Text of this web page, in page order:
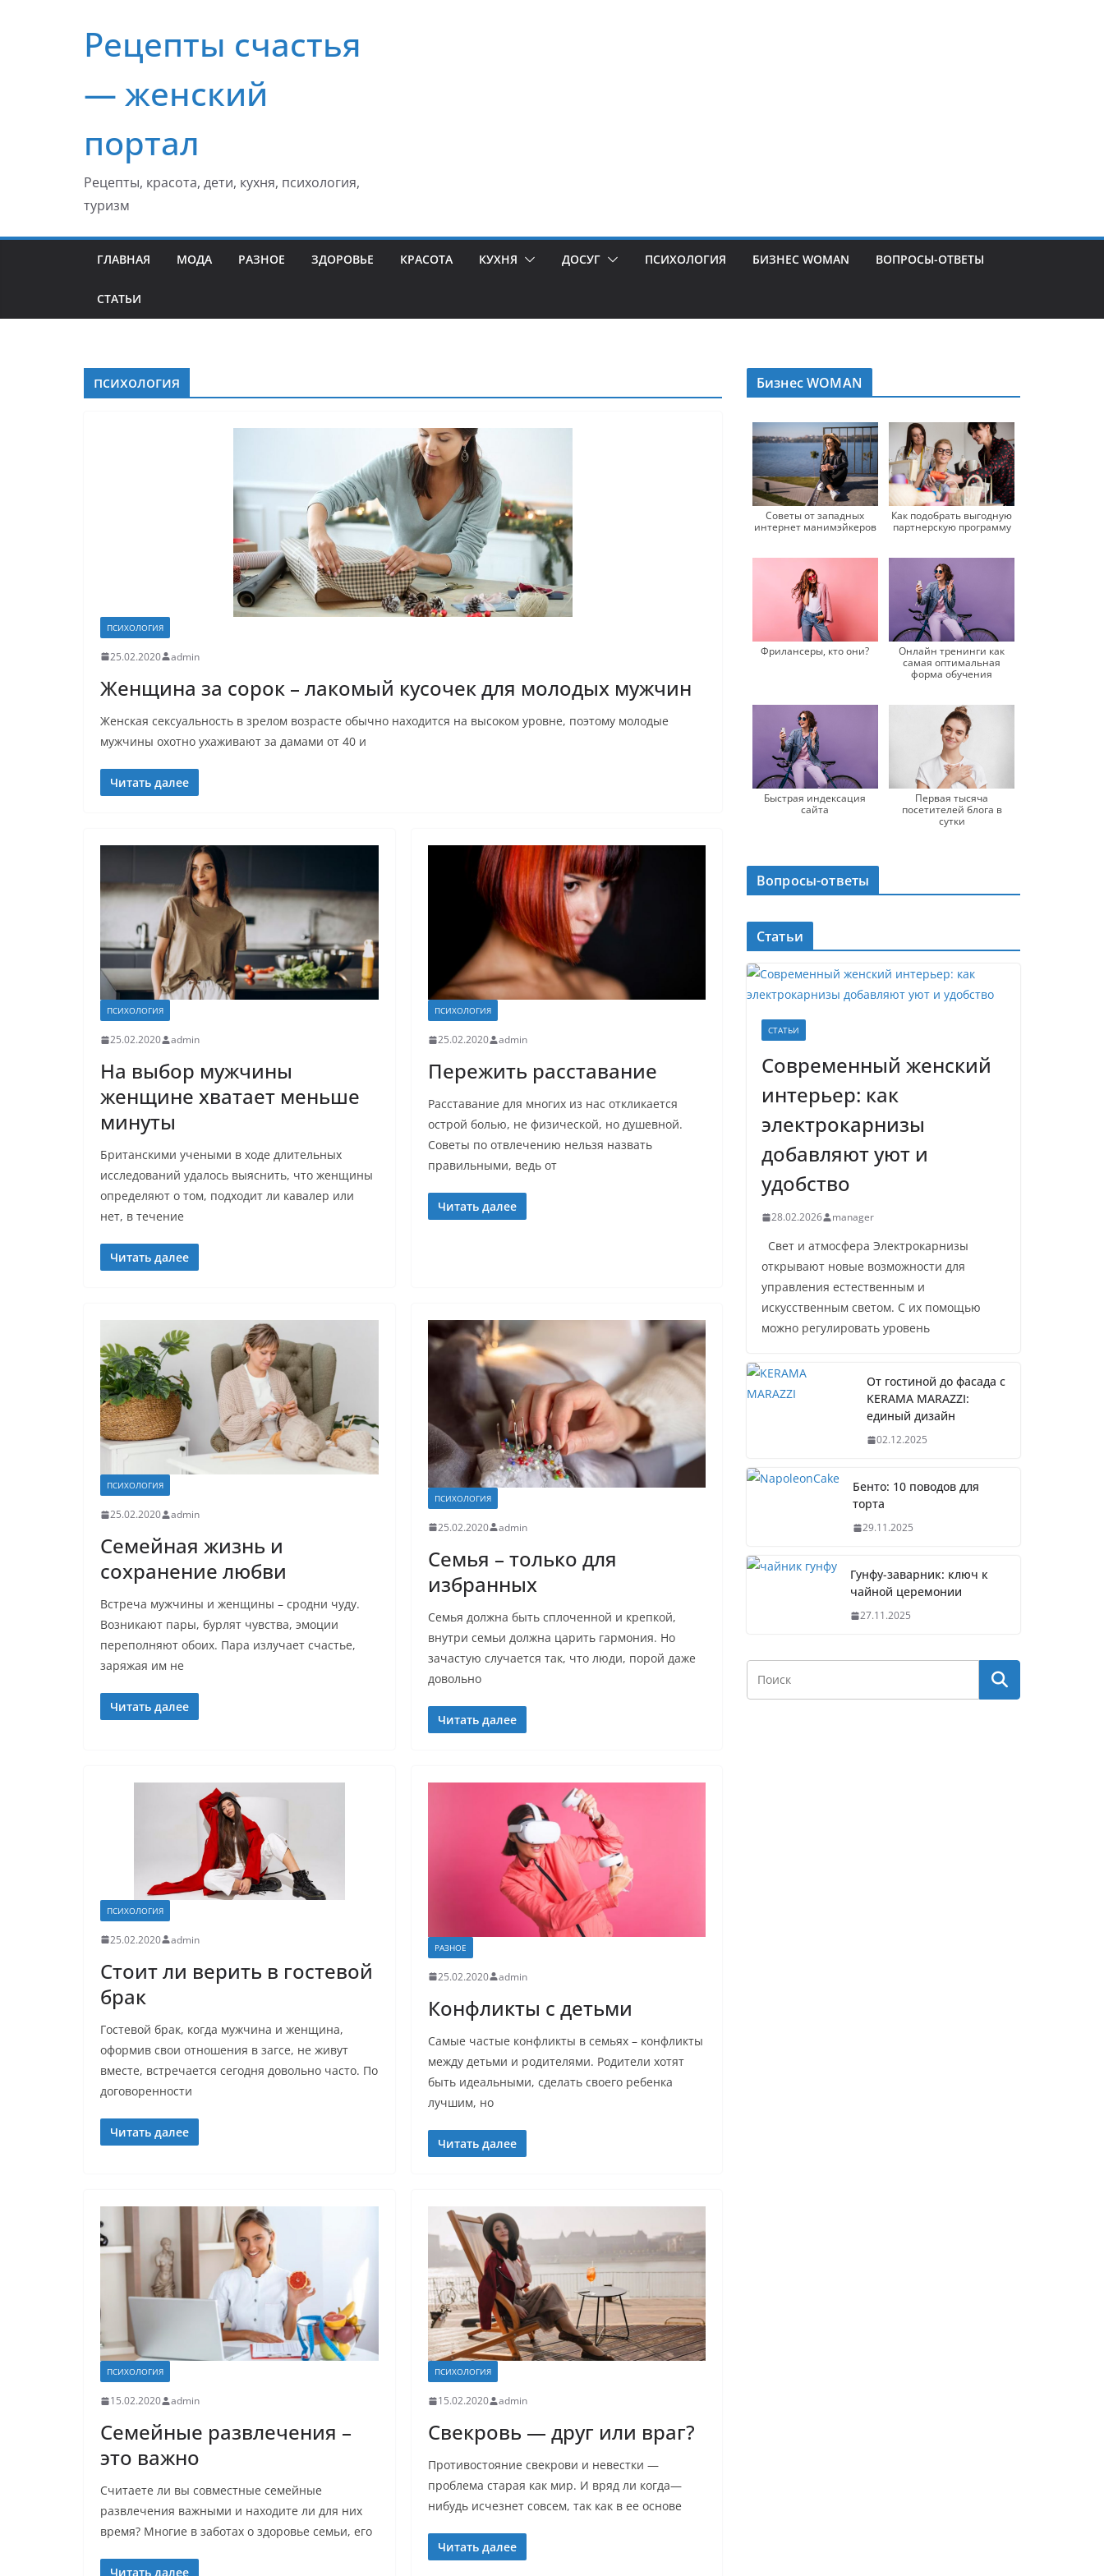
содержимомуРецепты счастья
— женский
портал
Рецепты, красота, дети, кухня, психология,
туризм
ГЛАВНАЯ МОДА РАЗНОЕ ЗДОРОВЬЕ КРАСОТА КУХНЯ ДОСУГ ПСИХОЛОГИЯ БИЗНЕС WOMAN ВОПРОСЫ-ОТВЕТЫ
СТАТЬИ
психология
ПСИХОЛОГИЯ
25.02.2020 admin
Женщина за сорок – лакомый кусочек для молодых мужчин
Женская сексуальность в зрелом возрасте обычно находится на высоком уровне, поэтому молодые
мужчины охотно ухаживают за дамами от 40 и
Читать далее
ПСИХОЛОГИЯ
25.02.2020 admin
На выбор мужчины
женщине хватает меньше
минуты
Британскими учеными в ходе длительных
исследований удалось выяснить, что женщины
определяют о том, подходит ли кавалер или
нет, в течение
Читать далее
ПСИХОЛОГИЯ
25.02.2020 admin
Пережить расставание
Расставание для многих из нас откликается
острой болью, не физической, но душевной.
Советы по отвлечению нельзя назвать
правильными, ведь от
Читать далее
ПСИХОЛОГИЯ
25.02.2020 admin
Семейная жизнь и
сохранение любви
Встреча мужчины и женщины – сродни чуду.
Возникают пары, бурлят чувства, эмоции
переполняют обоих. Пара излучает счастье,
заряжая им не
Читать далее
ПСИХОЛОГИЯ
25.02.2020 admin
Семья – только для
избранных
Семья должна быть сплоченной и крепкой,
внутри семьи должна царить гармония. Но
зачастую случается так, что люди, порой даже
довольно
Читать далее
ПСИХОЛОГИЯ
25.02.2020 admin
Стоит ли верить в гостевой
брак
Гостевой брак, когда мужчина и женщина,
оформив свои отношения в загсе, не живут
вместе, встречается сегодня довольно часто. По
договоренности
Читать далее
РАЗНОЕ
25.02.2020 admin
Конфликты с детьми
Самые частые конфликты в семьях – конфликты
между детьми и родителями. Родители хотят
быть идеальными, сделать своего ребенка
лучшим, но
Читать далее
ПСИХОЛОГИЯ
15.02.2020 admin
Семейные развлечения –
это важно
Считаете ли вы совместные семейные
развлечения важными и находите ли для них
время? Многие в заботах о здоровье семьи, его
Читать далее
ПСИХОЛОГИЯ
15.02.2020 admin
Свекровь — друг или враг?
Противостояние свекрови и невестки —
проблема старая как мир. И вряд ли когда—
нибудь исчезнет совсем, так как в ее основе
Читать далее
Бизнес WOMAN
Советы от западных
интернет манимэйкеров
Как подобрать выгодную
партнерскую программу
Фрилансеры, кто они?
Онлайн тренинги как
самая оптимальная
форма обучения
Быстрая индексация
сайта
Первая тысяча
посетителей блога в
сутки
Вопросы-ответы
Статьи
СТАТЬИ
Современный женский
интерьер: как
электрокарнизы
добавляют уют и
удобство
28.02.2026 manager
Свет и атмосфера Электрокарнизы
открывают новые возможности для
управления естественным и
искусственным светом. С их помощью
можно регулировать уровень
От гостиной до фасада с
KERAMA MARAZZI:
единый дизайн
02.12.2025
Бенто: 10 поводов для
торта
29.11.2025
Гунфу-заварник: ключ к
чайной церемонии
27.11.2025